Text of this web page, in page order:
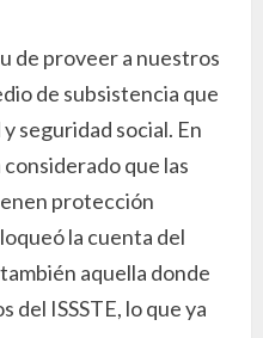
de proveer a nuestros
de subsistencia que
seguridad social. En
que las
protección
la cuenta del
aquella donde
del ISSSTE, lo que ya